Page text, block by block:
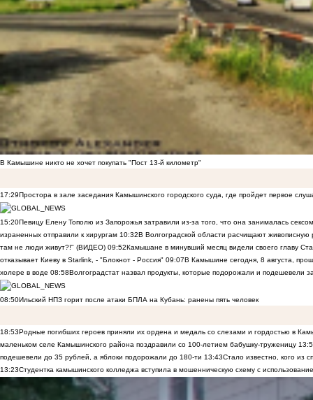
В Камышине никто не хочет покупать "Пост 13-й километр"
17:29Простора в зале заседания Камышинского городского суда, где пройдет первое
15:20Певицу Елену Тополю из Запорожья затравили из-за того, что она занималась
израненных отправили к хирургам 10:32В Волгоградской области расчищают
там не люди живут?!" (ВИДЕО) 09:52Камышане в минувший месяц видели своего главу
отказывает Киеву в Starlink, - "Блокнот - Россия" 09:07В Камышине сегодня, 8 августа,
холере в воде 08:58Волгоградстат назвал продукты, которые подорожали и подешевели
08:50Ильский НПЗ горит после атаки БПЛА на Кубань: ранены пять человек
18:53Родные погибших героев приняли их ордена и медаль со слезами и гордостью в
маленьком селе Камышинского района поздравили со 100-летием бабушку-труженицу
подешевели до 35 рублей, а яблоки подорожали до 180-ти 13:43Стало известно, кого из
13:23Студентка камышинского колледжа вступила в мошенническую схему с